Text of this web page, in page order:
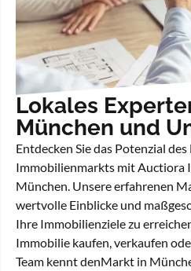
Lokales
München und
Entdecken Sie das Potenzial
Immobilienmarkts mit Auctiora
München. Unsere erfahrenen
wertvolle Einblicke und
Ihre Immobilienziele zu
Immobilie kaufen, verkaufen
Team kennt denMarkt in